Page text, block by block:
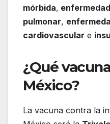
mórbida, enfermedad
pulmonar,
cardiovascular e
¿Qué
México?
La vacuna contra la